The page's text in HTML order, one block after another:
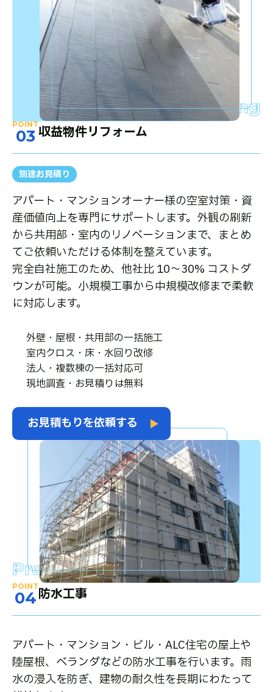
Roof Painting
POINT
03 収益物件リフォーム
別途お見積り
アパート・マンションオーナー様の空室対策・資
産価値向上を専門にサポートします。外観の刷新
から共用部・室内のリノベーションまで、まとめ
てご依頼いただける体制を整えています。
完全自社施工のため、他社比 10〜30% コストダ
ウンが可能。小規模工事から中規模改修まで柔軟
に対応します。
外壁・屋根・共用部の一括施工
室内クロス・床・水回り改修
法人・複数棟の一括対応可
現地調査・お見積りは無料
お見積もりを依頼する
Property Renovation
POINT
04防水工事
アパート・マンション・ビル・ALC住宅の屋上や
陸屋根、ベランダなどの防水工事を行います。雨
水の浸入を防ぎ、建物の耐久性を長期にわたって